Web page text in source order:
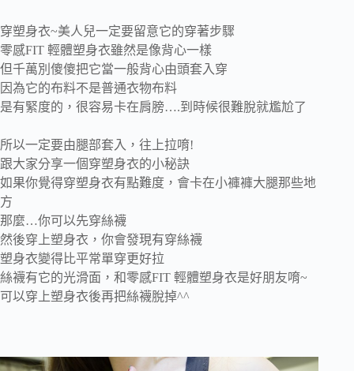
穿塑身衣~美人兒一定要留意它的穿著步驟
零感FIT 輕體塑身衣雖然是像背心一樣
但千萬別傻傻把它當一般背心由頭套入穿
因為它的布料不是普通衣物布料
是有緊度的，很容易卡在肩膀….到時候很難脫就尷尬了
所以一定要由腿部套入，往上拉唷!
跟大家分享一個穿塑身衣的小秘訣
如果你覺得穿塑身衣有點難度，會卡在小褲褲大腿那些地
方
那麼…你可以先穿絲襪
然後穿上塑身衣，你會發現有穿絲襪
塑身衣變得比平常單穿更好拉
絲襪有它的光滑面，和零感FIT 輕體塑身衣是好朋友唷~
可以穿上塑身衣後再把絲襪脫掉^^